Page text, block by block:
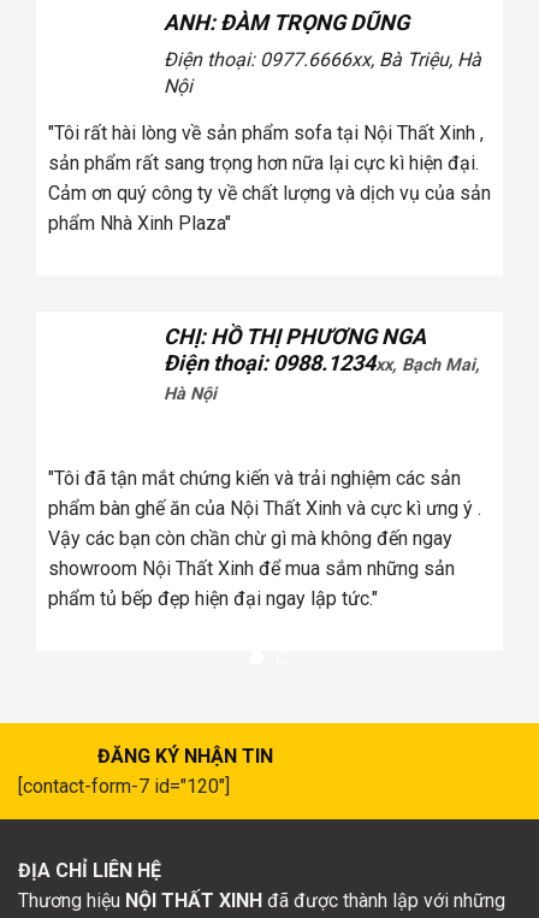
ANH: ĐÀM TRỌNG DŨNG
Điện thoại: 0977.6666xx, Bà Triệu, Hà
Nội
"Tôi rất hài lòng về sản phẩm sofa tại Nội Thất Xinh ,
sản phẩm rất sang trọng hơn nữa lại cực kì hiện đại.
Cảm ơn quý công ty về chất lượng và dịch vụ của sản
phẩm Nhà Xinh Plaza"
CHỊ: HỒ THỊ PHƯƠNG NGA
Điện thoại: 0988.1234xx, Bạch Mai,
Hà Nội
"Tôi đã tận mắt chứng kiến và trải nghiệm các sản
phẩm bàn ghế ăn của Nội Thất Xinh và cực kì ưng ý .
Vậy các bạn còn chần chừ gì mà không đến ngay
showroom Nội Thất Xinh để mua sắm những sản
phẩm tủ bếp đẹp hiện đại ngay lập tức."
ĐĂNG KÝ NHẬN TIN
[contact-form-7 id="120"]
ĐỊA CHỈ LIÊN HỆ
Thương hiệu NỘI THẤT XINH đã được thành lập với những